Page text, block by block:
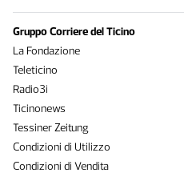
Gruppo Corriere del Ticino
La Fondazione
Teleticino
Radio3i
Ticinonews
Tessiner Zeitung
Condizioni di Utilizzo
Condizioni di Vendita